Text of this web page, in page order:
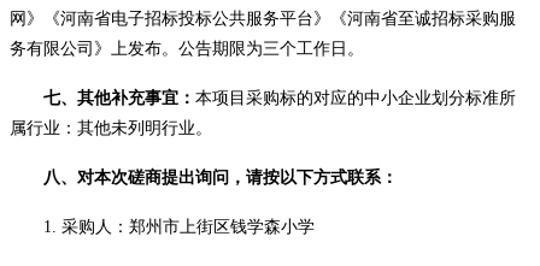
网》《河南省电子招标投标公共服务平台》《河南省至诚招标采购服
务有限公司》上发布。公告期限为三个工作日。
七、其他补充事宜： 本项目采购标的对应的中小企业划分标准所
属行业：其他未列明行业。
八、对本次磋商提出询问，请按以下方式联系：
1. 采购人：郑州市上街区钱学森小学